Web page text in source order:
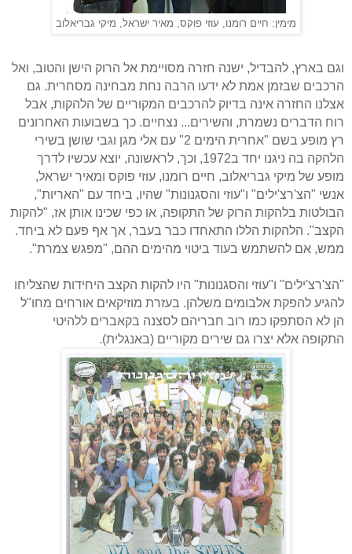
מימין: חיים רומנו, עוזי פוקס, מאיר ישראל, מיקי גבריאלוב
וגם בארץ, להבדיל, ישנה חזרה מסויימת אל הרוק הישן והטוב, ואל
הרכבים שבזמן אמת לא ידעו הרבה נחת מבחינה מסחרית. גם
אצלנו החזרה אינה בדיוק להרכבים המקוריים של הלהקות, אבל
רוח הדברים נשמרת, והשירים... נצחיים. כך בשבועות האחרונים
רץ מופע בשם "אחרית הימים 2" עם אלי מגן וגבי שושן בשירי
הלהקה בה ניגנו יחד ב1972, וכך, לראשונה, יוצא עכשיו לדרך
מופע של מיקי גבריאלוב, חיים רומנו, עוזי פוקס ומאיר ישראל,
אנשי "הצ'רצ'ילים" ו"עוזי והסגנונות" שהיו, ביחד עם "האריות",
הבולטות בלהקות הרוק של התקופה, או כפי שכינו אותן אז, "להקות
הקצב". הלהקות הללו התאחדו כבר בעבר, אך אף פעם לא ביחד.
ממש, אם להשתמש בעוד ביטוי מהימים ההם, "מפגש צמרת".
"הצ'רצ'ילים" ו"עוזי והסגנונות" היו להקות הקצב היחידות שהצליחו
להגיע להפקת אלבומים משלהן. בעזרת מוזיקאים אורחים מחו"ל
הן לא הסתפקו כמו רוב חבריהם לסצנה בקאברים ללהיטי
התקופה אלא יצרו גם שירים מקוריים (באנגלית).